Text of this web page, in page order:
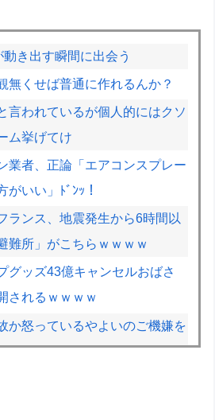
動き出す瞬間に出会う
無くせば普通に作れるんか？
言われているが個人的にはクソ
ム挙げてけ
業者、正論「エアコンスプレー
がいい」ﾄﾞﾝｯ！
ランス、地震発生から6時間以
難所」がこちらｗｗｗｗ
グッズ43億キャンセルおばさ
されるｗｗｗｗ
か怒っているやよいのご機嫌を